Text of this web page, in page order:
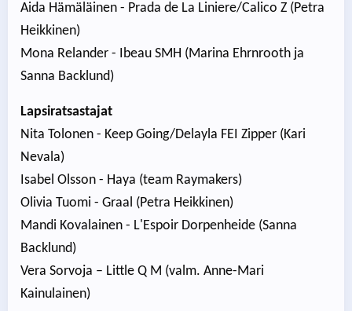
Aida Hämäläinen - Prada de La Liniere/Calico Z (Petra
Heikkinen)
Mona Relander - Ibeau SMH (Marina Ehrnrooth ja
Sanna Backlund)
Lapsiratsastajat
Nita Tolonen - Keep Going/Delayla FEI Zipper (Kari
Nevala)
Isabel Olsson - Haya (team Raymakers)
Olivia Tuomi - Graal (Petra Heikkinen)
Mandi Kovalainen - L'Espoir Dorpenheide (Sanna
Backlund)
Vera Sorvoja – Little Q M (valm. Anne-Mari
Kainulainen)